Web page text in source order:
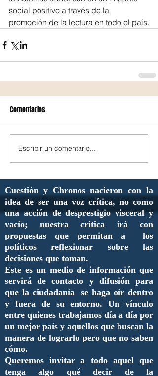
social positivo a través de la
promoción de la lectura en todo el país.
Comentarios
Escribir un comentario...
Cuestión y Chronos nacieron con la
idea de ser una voz crítica, no como
una acción de desprestigio visceral y
vacío; nuestra crítica irá con
propuestas que permitan a los
políticos reflexionar sobre las
decisiones que toman.
Este es un medio de información que
servirá de contacto y difusión para
que la ciudadanía se haga oír dentro
y fuera de su entorno. Un vínculo
entre quienes trabajamos día a día por
un mejor país y aquellos que buscan la
manera de lograrlo pero que no saben
cómo.
Queremos invitar a todo aquel que
tenga algo qué decir de la